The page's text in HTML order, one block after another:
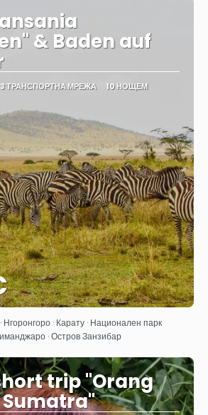
& Baden auf
3 ТРАНСПОРТНА МРЕЖА 10 НОЩЕМ
Вижте· Карату · Национален парк
· Остров Занзибар
trip "Orang